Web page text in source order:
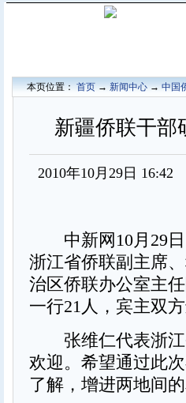
本页位置：首页→新闻中心→中国
新疆侨联干部
2010年10月29日
中新网10月29日
浙江省侨联副主席
治区侨联办公室主
一行21人，宾主双
张维仁代表浙江
欢迎。希望通过此
了解，增进两地间